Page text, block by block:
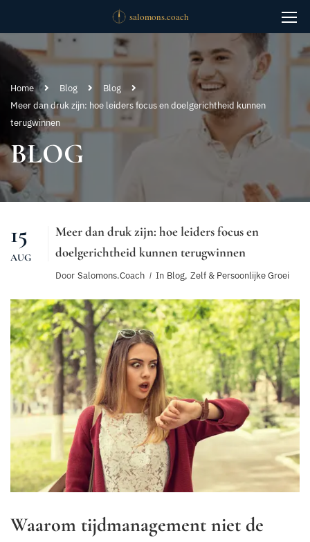
Home Blog
Blog
Meer dan druk zijn: hoe leiders focus en doelgerichtheid kunnen
terugwinnen
BLOG
15
AUG
Meer dan druk zijn: hoe leiders focus en
doelgerichtheid kunnen terugwinnen
Door Salomons.coach In Blog, Zelf & Persoonlijke Groei
Waarom tijdmanagement niet de